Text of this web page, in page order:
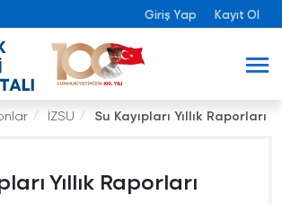
Giriş Yap Kayıt Ol
İZSU Su Kayıpları Yıllık Raporları
Yıllık Raporları